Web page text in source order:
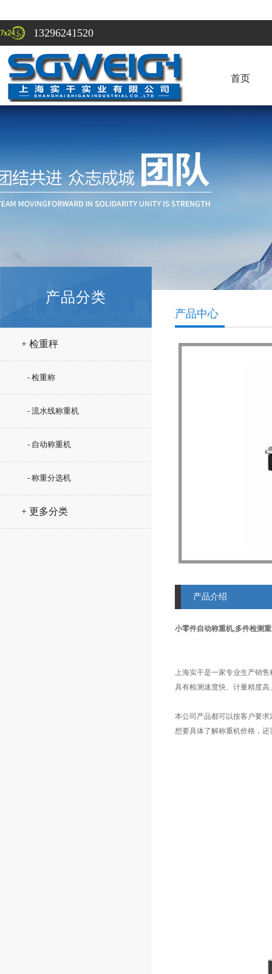
13296241520
首页
产品分类
+ 检重秤
- 检重称
- 流水线称重机
- 自动称重机
- 称重分选机
+ 更多分类
产品中心
产品介绍
小零件自动称重机,多件检测
上海实干是一家专业生产销
具有检测速度快、计量精度
本公司产品都可以按客户要
想要具体了解称重机价格，